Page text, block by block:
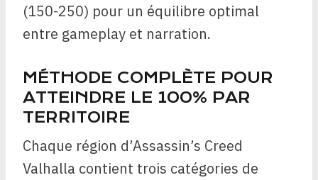
(150-250) pour un équilibre optimal
entre gameplay et narration.
MÉTHODE COMPLÈTE POUR
ATTEINDRE LE 100% PAR
TERRITOIRE
Chaque région d’Assassin’s Creed
Valhalla contient trois catégories de